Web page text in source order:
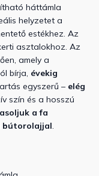
háttámla
helyzetet a
estékhez. Az
asztalokhoz. Az
amely a
bírja, évekig
egyszerű – elég
szín és a hosszú
a fa
bútorolajjal.